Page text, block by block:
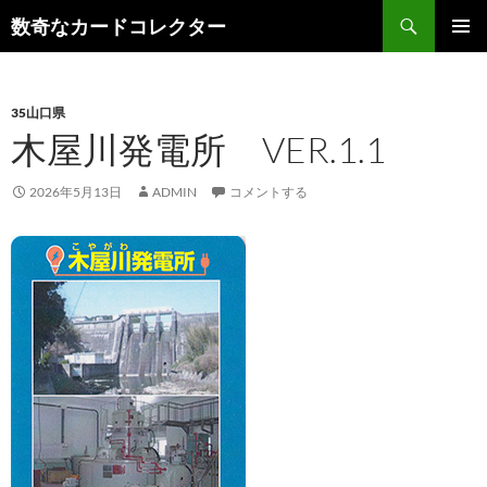
ン
ツ
へ
ス
キ
プ
数奇なカードコレクター
検
索
35山口県
木屋川発電所 VER.1.1
2026年5月13日 ADMIN コメントする